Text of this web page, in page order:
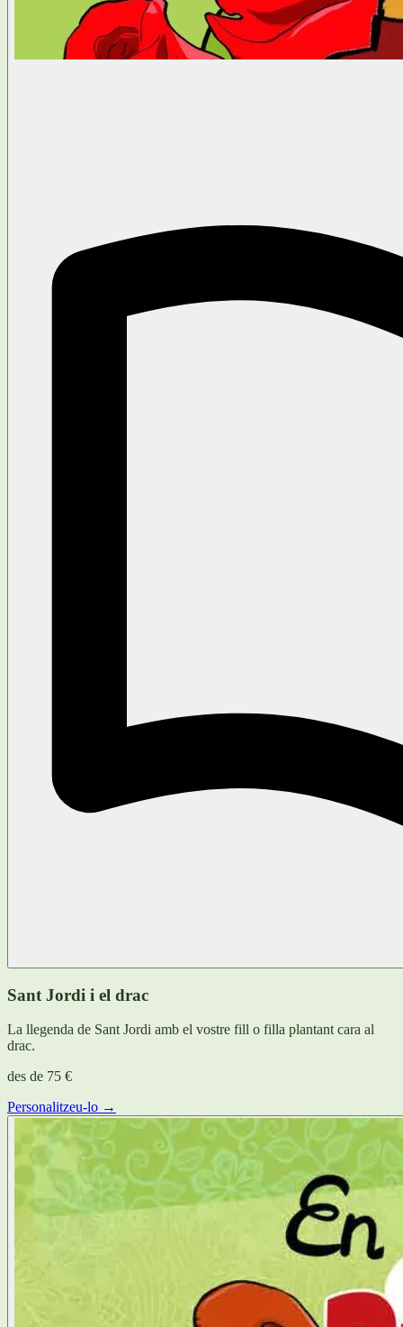
Sant Jordi i el drac
La llegenda de Sant Jordi amb el vostre fill o filla plantant cara al
drac.
des de 75 €
Personalitzeu-lo →